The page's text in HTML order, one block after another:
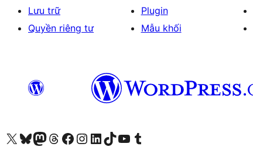
Lưu trữ
Quyền riêng tư
Plugin
Mẫu khối
Truy cập tài khoản X (trước đây là Twitter) của chúng tôiVisit our Bluesky account
Visit our Mastodon account
Visit our Threads account
Xem trang Facebook của chúng tôiTruy cập tài khoản Instagram của chúng tôiTruy cập tài khoản LinkedIn của chúng tôiVisit our TikTok account
Truy cập kênh YouTube của chúng tôi Visit our Tumblr account